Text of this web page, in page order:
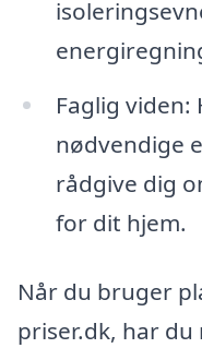
Faglig
nødvendige
rådgive dig
for dit hjem.
Når du bruger
priser.dk, har